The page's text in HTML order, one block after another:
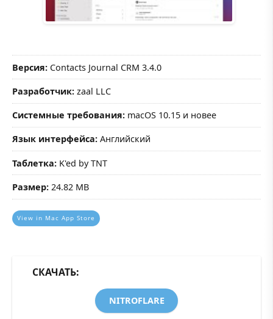
Версия: Contacts Journal CRM 3.4.0
Разработчик: zaal LLC
Системные требования: macOS 10.15 и новее
Язык интерфейса: Английский
Таблетка: K'ed by TNT
Размер: 24.82 MB
View in Mac App Store
СКАЧАТЬ:
NITROFLARE